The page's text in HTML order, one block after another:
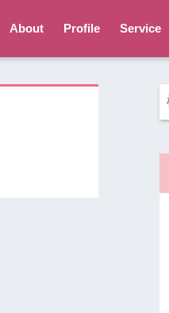
About Profile Service